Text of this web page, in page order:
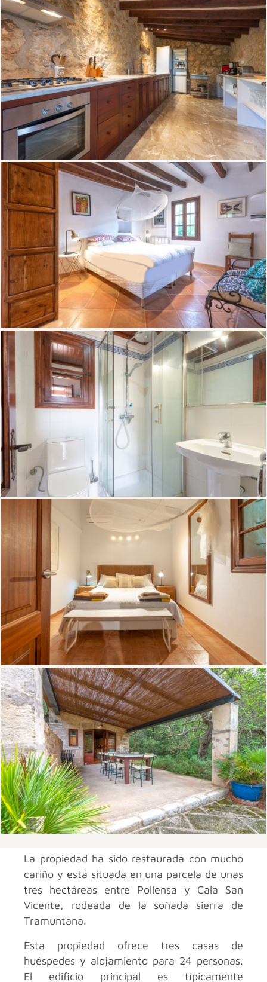
La propiedad ha sido restaurada con mucho
cariño y está situada en una parcela de unas
tres hectáreas entre Pollensa y Cala San
Vicente, rodeada de la soñada sierra de
Tramuntana.
Esta propiedad ofrece tres casas de
huéspedes y alojamiento para 24 personas.
El edificio principal es típicamente